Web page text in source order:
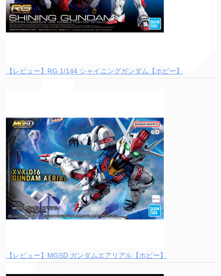
【レビュー】RG 1/144 シャイニングガンダム【ホビー】
【レビュー】MGSD ガンダムエアリアル【ホビー】